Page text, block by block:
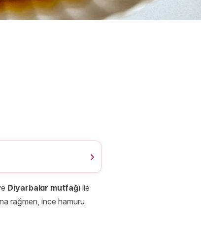
Diyarbakır mutfağı ile
rağmen, ince hamuru